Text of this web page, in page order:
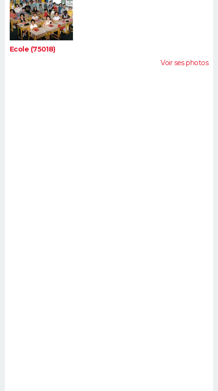
Ecole (75018)
Voir ses photos